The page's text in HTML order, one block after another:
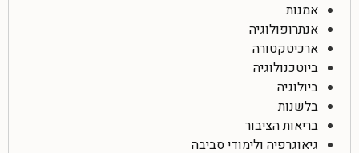
אמנות
אנתרופולוגיה
ארכיטקטורה
ביוטכנולוגיה
ביולוגיה
בלשנות
בריאות הציבור
גיאוגרפיה ולימודי סביבה